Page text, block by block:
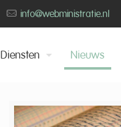
info@webministratie.nl
Diensten Nieuws